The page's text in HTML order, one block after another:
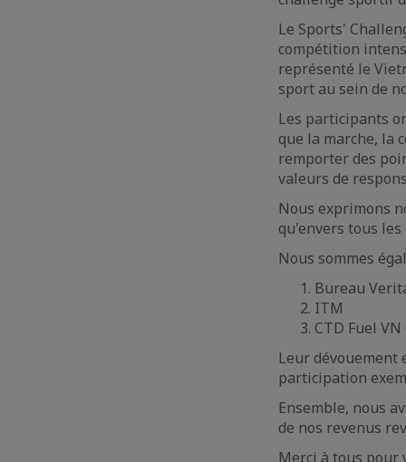
Le Sports'
compétition
représenté le
sport au sein de
Les participants
que la marche, la
remporter des
valeurs de
Nous exprimons
qu'envers tous
Nous sommes
Bureau
ITM
CTD Fuel
Leur
participation
Ensemble, nous
de nos revenus
Merci à tous pour